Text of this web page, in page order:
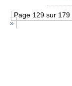
Page 129 sur 179
»